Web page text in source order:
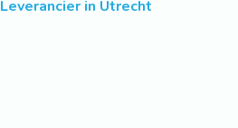
Leverancier in Utrecht